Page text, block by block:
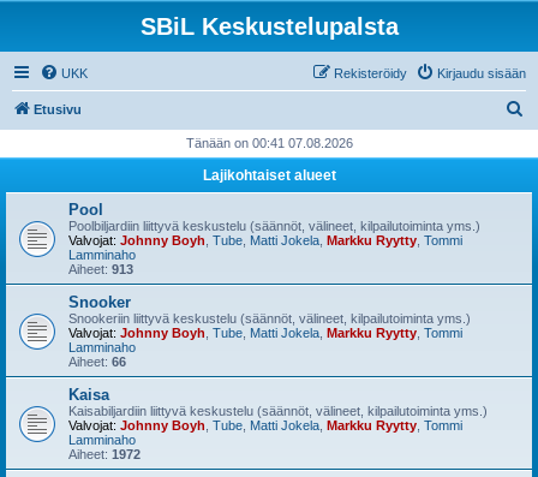
SBiL Keskustelupalsta
UKK Kirjaudu sisään
Rekisteröidy
Etusivu
i
Tänään on 00:41 07.08.2026
Lajikohtaiset alueet
Pool
Poolbiljardiin liittyvä keskustelu (säännöt, välineet, kilpailutoiminta yms.)
Valvojat: Johnny Boyh Tube Matti Jokela Markku Ryytty Tommi
Lamminaho
Aiheet: 913
Snooker
Snookeriin liittyvä keskustelu (säännöt, välineet, kilpailutoiminta yms.)
Valvojat: Johnny Boyh Tube Matti Jokela Markku Ryytty Tommi
Lamminaho
Aiheet: 66
Kaisa
Kaisabiljardiin liittyvä keskustelu (säännöt, välineet, kilpailutoiminta yms.)
Valvojat: Johnny Boyh Tube Matti Jokela Markku Ryytty Tommi
Lamminaho
Aiheet: 1972